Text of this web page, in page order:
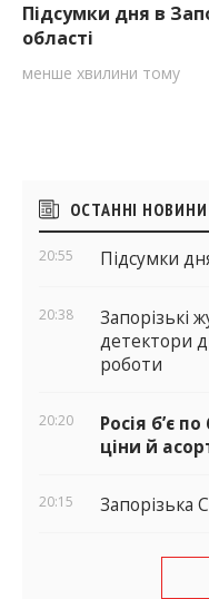
Підсумки дня в
області
менше хвилини тому
Бічні
віджети
ОСТАННІ НОВИНИ
20:55 Підсумки
20:38
Запорізькі
детектори
роботи
20:20
Росія б’є
ціни й
20:15 Запорізька